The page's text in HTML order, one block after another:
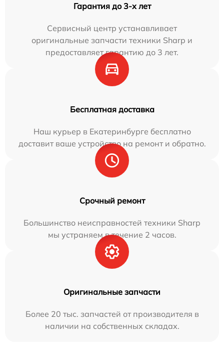
Гарантия до 3-х лет
Сервисный центр устанавливает
оригинальные запчасти техники Sharp и
предоставляет гарантию до 3 лет.
Бесплатная доставка
Наш курьер в Екатеринбурге бесплатно
доставит ваше устройство на ремонт и обратно.
Срочный ремонт
Большинство неисправностей техники Sharp
мы устраняем в течение 2 часов.
Оригинальные запчасти
Более 20 тыс. запчастей от производителя в
наличии на собственных складах.